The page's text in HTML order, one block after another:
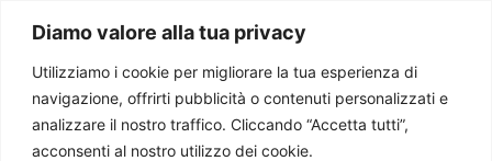
Diamo valore alla tua privacy
Utilizziamo i cookie per migliorare la tua esperienza di
navigazione, offrirti pubblicità o contenuti personalizzati e
analizzare il nostro traffico. Cliccando “Accetta tutti”,
acconsenti al nostro utilizzo dei cookie.
Paolo Ondarza
Tag:olimpiadi